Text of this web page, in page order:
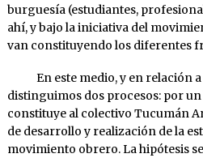
burguesía (estudiantes,
ahí, y bajo la iniciativa del
van constituyendo los diferentes
En este medio, y en relación a
distinguimos dos procesos: por
constituye al colectivo Tucumán
de desarrollo y realización de la
movimiento obrero. La hipótesis